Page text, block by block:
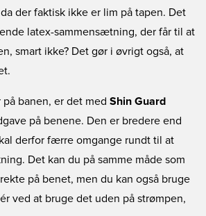
der faktisk ikke er lim på tapen. Det
latex-sammensætning, der får til at
smart ikke? Det gør i øvrigt også, at
på banen, er det med Shin Guard
på benene. Den er bredere end
derfor færre omgange rundt til at
Det kan du på samme måde som
på benet, men du kan også bruge
ved at bruge det uden på strømpen,